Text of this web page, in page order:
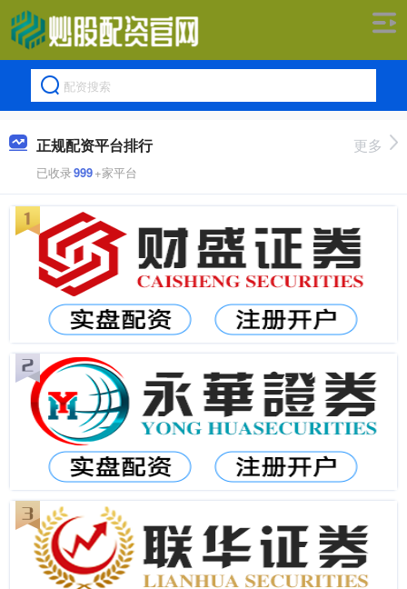
正规配资平台排行
已收录999+家平台
更多